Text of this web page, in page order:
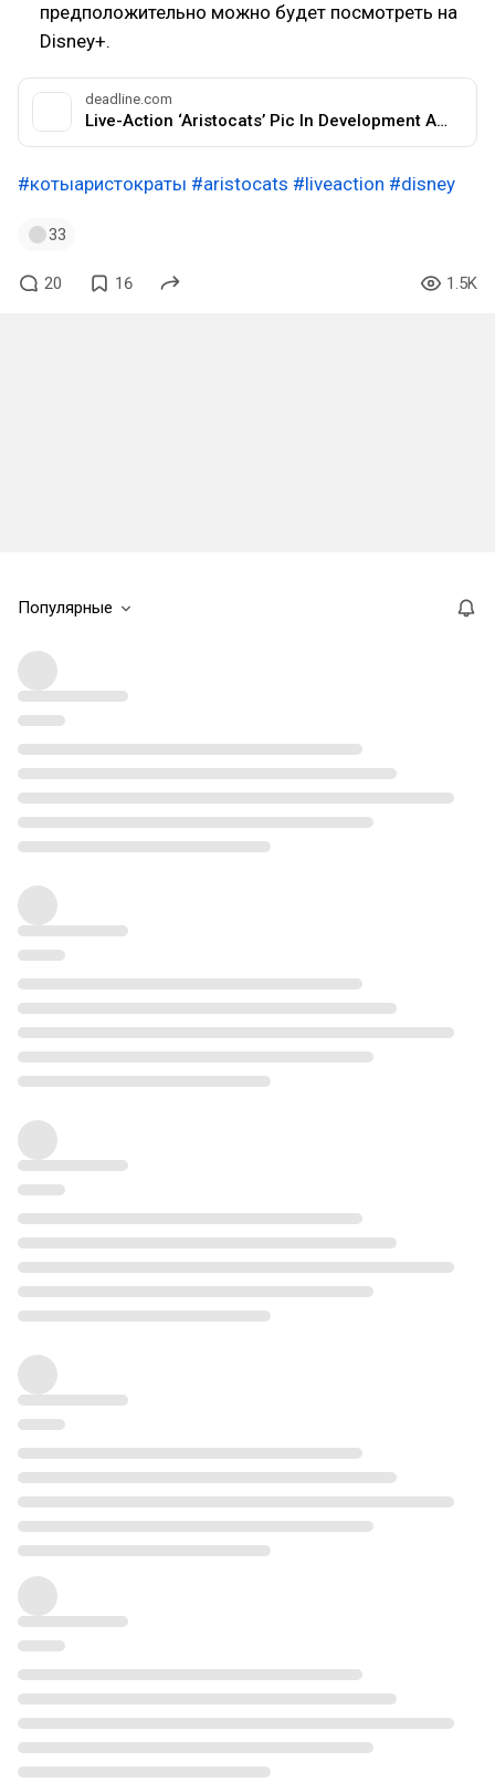
предположительно можно будет посмотреть на
Disney+.
deadline.com
Live-Action ‘Aristocats’ Pic In Development At Disney
#котыаристократы #aristocats #liveaction #disney
33
20 16 1.5K
Популярные